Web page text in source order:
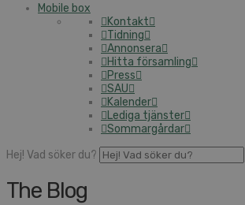
Mobile box
Kontakt
Tidning
Annonsera
Hitta församling
Press
SAU
Kalender
Lediga tjänster
Sommargårdar
Hej! Vad söker du?
The Blog